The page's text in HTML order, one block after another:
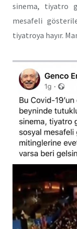
sinema, tiyatro
mesafeli
tiyatroya hayır.